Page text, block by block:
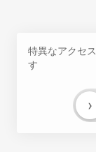
特異なアクセ
す
›